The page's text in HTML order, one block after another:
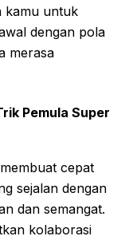
kamu untuk
dengan pola
merasa
Pemula Super
cepat
sejalan dengan
dan semangat.
kolaborasi